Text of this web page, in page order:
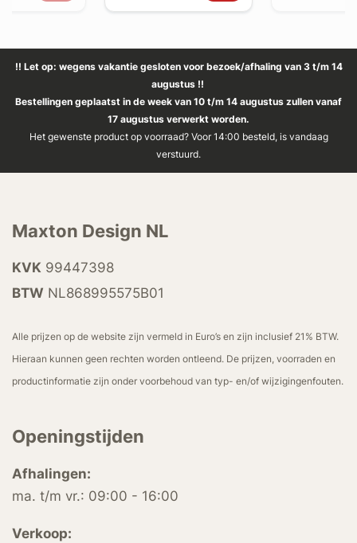
!! Let op: wegens vakantie gesloten voor bezoek/afhaling van 3 t/m 14
augustus !!
Bestellingen geplaatst in de week van 10 t/m 14 augustus zullen vanaf
17 augustus verwerkt worden.
Het gewenste product op voorraad? Voor 14:00 besteld, is vandaag
verstuurd.
Maxton Design NL
KVK 99447398
BTW NL868995575B01
Alle prijzen op de website zijn vermeld in Euro’s en zijn inclusief 21% BTW.
Hieraan kunnen geen rechten worden ontleend. De prijzen, voorraden en
productinformatie zijn onder voorbehoud van typ- en/of wijzigingenfouten.
Openingstijden
Afhalingen:
ma. t/m vr.: 09:00 - 16:00
Verkoop: